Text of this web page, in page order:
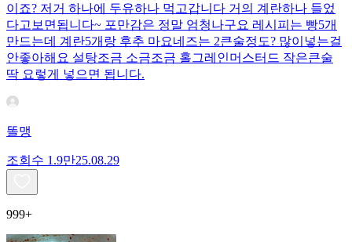
이죠? 저거 하나에 두유하나 먹고갑니다 거의 계란하나 들었
다고보면됩니다~ 포만감은 정말 엄청나구요 레시피는 빵5개
만드는데 계란5개랑 후추 마요네즈는 2큰술정도? 많이넣는걸
안좋아해요 설탕조금 소금조금 홀그레인머스터드 작은큰술
딱 요렇게 넣으면 됩니다.
똘맹
조회수 1.9만25.08.29
999+